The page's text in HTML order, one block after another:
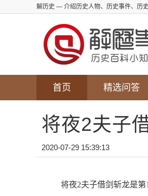
解历史 — 介绍历史人物、历史事件、历
首页 精选问答
将夜2夫子
2020-07-29 15:39:13
将夜2夫子借剑斩龙是